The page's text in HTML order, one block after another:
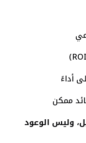
أداءً
ممكن
وليس الوعود